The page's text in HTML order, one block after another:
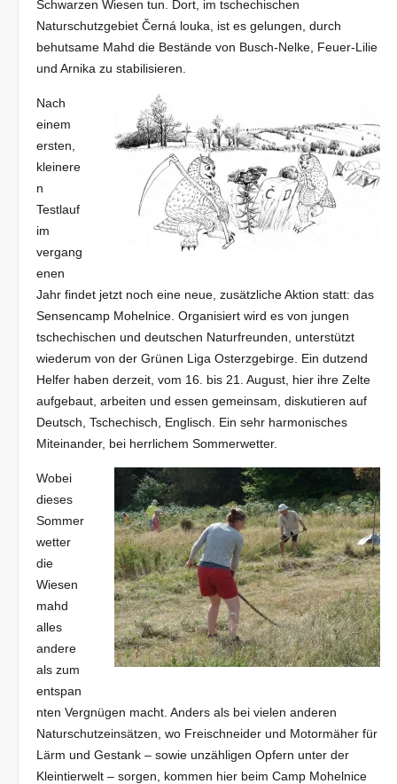
Schwarzen Wiesen tun. Dort, im tschechischen
Naturschutzgebiet Černá louka, ist es gelungen, durch
behutsame Mahd die Bestände von Busch-Nelke, Feuer-Lilie
und Arnika zu stabilisieren.
Nach
einem
ersten,
kleinere
n
Testlauf
im
vergang
enen
Jahr findet jetzt noch eine neue, zusätzliche Aktion statt: das
Sensencamp Mohelnice. Organisiert wird es von jungen
tschechischen und deutschen Naturfreunden, unterstützt
wiederum von der Grünen Liga Osterzgebirge. Ein dutzend
Helfer haben derzeit, vom 16. bis 21. August, hier ihre Zelte
aufgebaut, arbeiten und essen gemeinsam, diskutieren auf
Deutsch, Tschechisch, Englisch. Ein sehr harmonisches
Miteinander, bei herrlichem Sommerwetter.
Wobei
dieses
Sommer
wetter
die
Wiesen
mahd
alles
andere
als zum
entspan
nten Vergnügen macht. Anders als bei vielen anderen
Naturschutzeinsätzen, wo Freischneider und Motormäher für
Lärm und Gestank – sowie unzähligen Opfern unter der
Kleintierwelt – sorgen, kommen hier beim Camp Mohelnice